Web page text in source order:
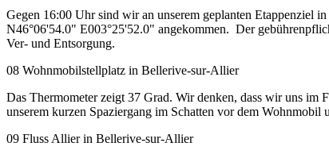
Gegen 16:00 Uhr sind wir an unserem geplanten Etappenziel
N46°06'54.0" E003°25'52.0" angekommen. Der
Ver- und Entsorgung.
08 Wohnmobilstellplatz in Bellerive-sur-Allier
Das Thermometer zeigt 37 Grad. Wir denken, dass wir uns im
unserem kurzen Spaziergang im Schatten vor dem
09 Fluss Allier in Bellerive-sur-Allier